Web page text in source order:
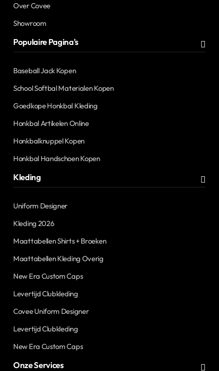
Over Covee
Showroom
Populaire Pagina's
Baseball Jack Kopen
School Softbal Materialen Kopen
Goedkope Honkbal Kleding
Honkbal Artikelen Online
Honkbalknuppel Kopen
Honkbal Handschoen Kopen
Kleding
Uniform Designer
Kleding 2026
Maattabellen Shirts + Broeken
Maattabellen Kleding Overig
New Era Custom Caps
Levertijd Clubkleding
Covee Uniform Designer
Levertijd Clubkleding
New Era Custom Caps
Onze Services